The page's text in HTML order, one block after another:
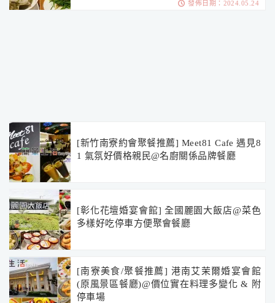
發佈日期：2024.05.24
[新竹南寮約會聚餐推薦] Meet81 Cafe 遇見8
1 氣氛好價格親民@名廚關係品牌餐廳
[彰化花壇婚宴會館] 全國麗園大飯店@菜色
多樣好吃停車方便聚會餐廳
[南寮美食/聚餐推薦] 港南艾茉爾婚宴會館
(原風景區餐廳)@價位實在料理多變化 & 附
停車場